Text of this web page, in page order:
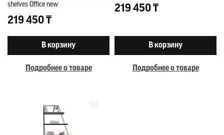
shelves Office new
219 450 ₸
В корзину
Подробнее о товаре
219 450 ₸
В корзину
Подробнее о товаре